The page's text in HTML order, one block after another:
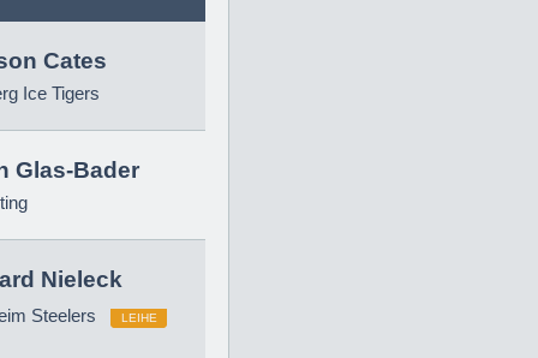
Cates
Ice Tigers
Glas-Bader
Nieleck
Steelers LEIHE